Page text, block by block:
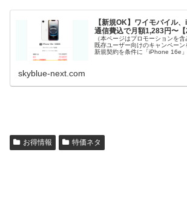
【新規OK】ワイモバイル
通信費込で月額1,283円〜【
（本ページはプロモーションを
既存ユーザー向けのキャンペー
新規契約を条件に「iPhone 16e
skyblue-next.com
お得情報 特価ネタ